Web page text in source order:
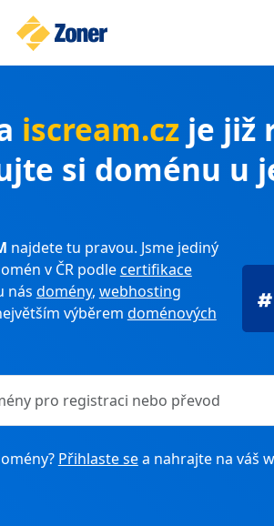
iscream.cz je již
si doménu u
najdete tu pravou. Jsme jediný
v ČR podlecertifikace
nás domény, webhosting
výběrem doménových
k registraci nebo převodu
Přihlaste sea nahrajte na váš